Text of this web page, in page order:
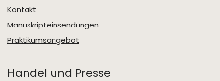
Kontakt
Manuskripteinsendungen
Praktikumsangebot
Handel und Presse